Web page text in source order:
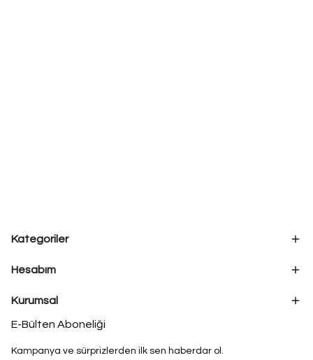
Kategoriler
Hesabım
Kurumsal
E-Bülten Aboneliği
Kampanya ve sürprizlerden ilk sen haberdar ol.